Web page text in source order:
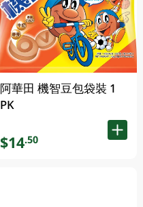
阿華田 機智豆包袋裝 1
PK
$14.50